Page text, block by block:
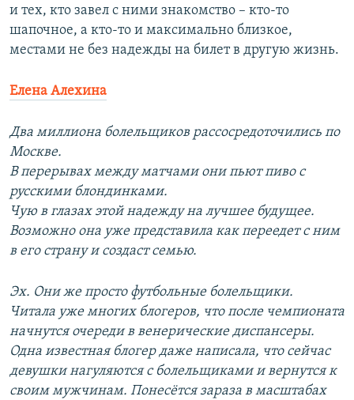
и тех, кто завел с ними знакомство – кто-то
шапочное, а кто-то и максимально близкое,
местами не без надежды на билет в другую жизнь.
Елена Алехина
Два миллиона болельщиков рассосредоточились по
Москве.
В перерывах между матчами они пьют пиво с
русскими блондинками.
Чую в глазах этой надежду на лучшее будущее.
Возможно она уже представила как переедет с ним
в его страну и создаст семью.
Эх. Они же просто футбольные болельщики.
Читала уже многих блогеров, что после чемпионата
начнутся очереди в венерические диспансеры.
Одна известная блогер даже написала, что сейчас
девушки нагуляются с болельщиками и вернутся к
своим мужчинам. Понесётся зараза в масштабах